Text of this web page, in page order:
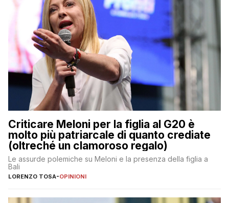
Criticare Meloni per la figlia al G20 è
molto più patriarcale di quanto crediate
(oltreché un clamoroso regalo)
Le assurde polemiche su Meloni e la presenza della figlia a
Bali
LORENZO TOSA-OPINIONI